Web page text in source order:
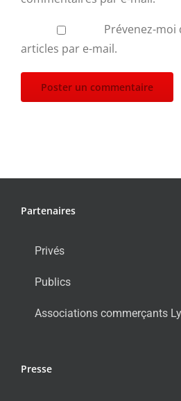
Prévenez-moi
articles par e-mail.
Partenaires
Privés
Publics
Associations commerçants
Presse